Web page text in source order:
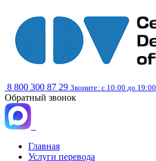
8 800 300 87 29 Звоните: с 10:00 до 19:00
Обратный звонок
Главная
Услуги перевода